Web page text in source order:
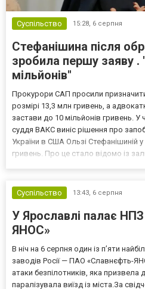
Суспільство 15:28, 6 серпня
Стефанішина після
зробила першу заяву
мільйонів"
Прокурори САП просили
розмірі 13,3 млн гривень, а
застави до 10 мільйонів гривень. У
суддя ВАКС виніс рішення про
України в США Ользі Стефанішиній у
гривень. Про це стало відомо із
Суспільство
13:43, 6 серпня
У Ярославлі палає
ЯНОС»
В ніч на 6 серпня один із п’яти
заводів Росії — ПАО «Славнєфть-
атаки безпілотників, яка
паралізувала виїзд із міста.За